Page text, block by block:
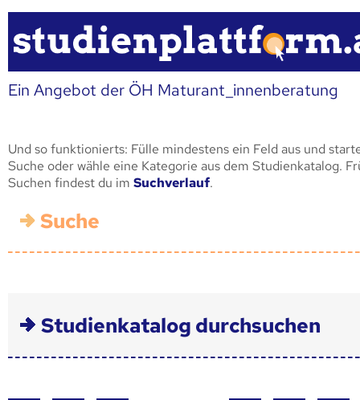
Ein Angebot der ÖH Maturant_innenberatung
Und so funktionierts: Fülle mindestens ein Feld aus und
Suche oder wähle eine Kategorie aus dem Studienkatalog.
Suchen findest du im Suchverlauf.
Suche
Studienkatalog durchsuchen